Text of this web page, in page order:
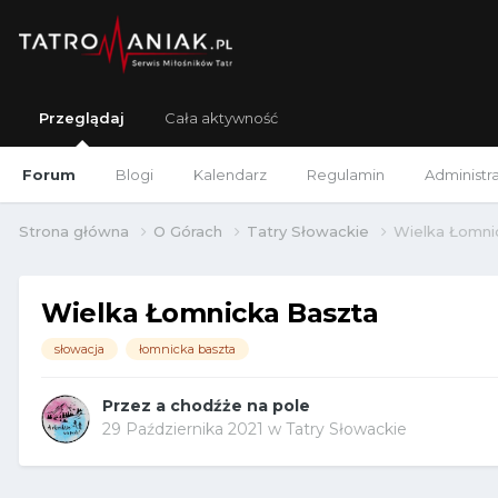
Przeglądaj
Forum Blogi Kalendarz Regulamin
Cała aktywność
Strona główna O Górach Tatry Słowackie Wielka
Wielka Łomnicka Baszta
słowacja łomnicka baszta
Przez a chodźże na pole
29 Października 2021 w Tatry Słowackie